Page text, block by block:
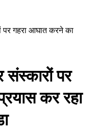
पर गहरा आघात करने का
संस्कारों पर
कर रहा